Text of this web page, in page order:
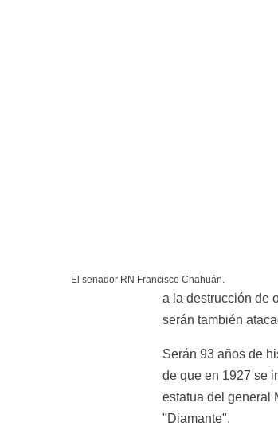
El senador RN Francisco Chahuán.
a la destrucción de
serán también
Serán 93 años de
de que en 1927 se
estatua del general
"Diamante".